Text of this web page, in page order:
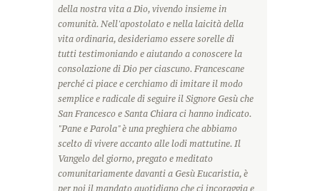
della nostra vita a Dio, vivendo insieme in
comunità. Nell'apostolato e nella laicità della
vita ordinaria, desideriamo essere sorelle di
tutti testimoniando e aiutando a conoscere la
consolazione di Dio per ciascuno. Francescane
perché ci piace e cerchiamo di imitare il modo
semplice e radicale di seguire il Signore Gesù che
San Francesco e Santa Chiara ci hanno indicato.
"Pane e Parola" è una preghiera che abbiamo
scelto di vivere accanto alle lodi mattutine. Il
Vangelo del giorno, pregato e meditato
comunitariamente davanti a Gesù Eucaristia, è
per noi il mandato quotidiano che ci incoraggia e